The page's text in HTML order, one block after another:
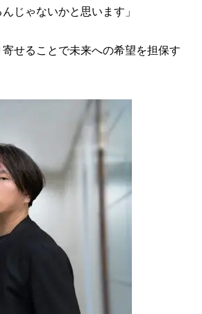
じゃないかと思います」
せることで未来への希望を担保す